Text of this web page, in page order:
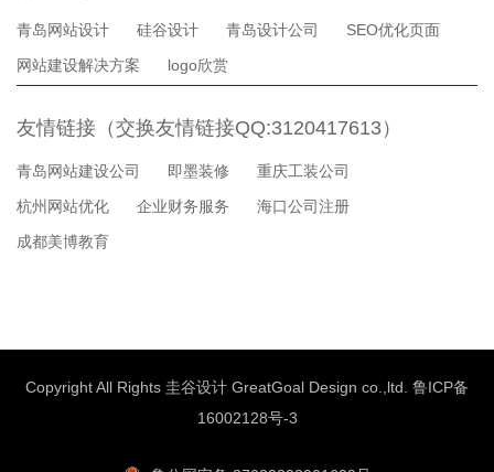
青岛网站设计 硅谷设计 青岛设计公司
SEO优化页面
网站建设解决方案
logo欣赏
友情链接（交换友情链接QQ:3120417613）
青岛网站建设公司 即墨装修
重庆工装公司
杭州网站优化
企业财务服务
海口公司注册
成都美博教育
Copyright All Rights 圭谷设计 GreatGoal Design co.,ltd. 鲁ICP备
16002128号-3